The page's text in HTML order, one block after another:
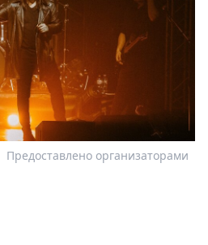
Предоставлено организаторами